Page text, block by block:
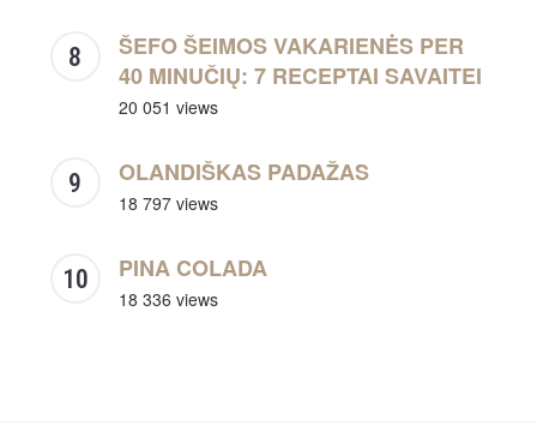
ŠEFO ŠEIMOS VAKARIENĖS PER
40 MINUČIŲ: 7 RECEPTAI SAVAITEI
20 051 views
OLANDIŠKAS PADAŽAS
18 797 views
PINA COLADA
18 336 views